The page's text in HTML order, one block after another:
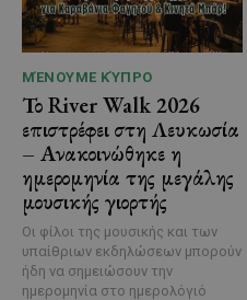
ΜΈΝΟΥΜΕ ΚΎΠΡΟ
Το River Walk 2026
επιστρέφει στη Λευκωσία
– Ανακοινώθηκε η
ημερομηνία της μεγάλης
μουσικής γιορτής
Οι φίλοι της μουσικής και των
υπαίθριων εκδηλώσεων μπορούν
ήδη να σημειώσουν την
ημερομηνία στο ημερολόγιό